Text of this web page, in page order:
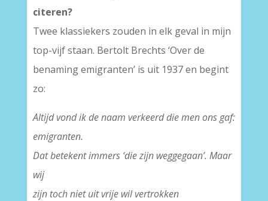
citeren?
Twee klassiekers zouden in elk geval in mijn
top-vijf staan. Bertolt Brechts ‘Over de
benaming emigranten’ is uit 1937 en begint
zo:
Altijd vond ik de naam verkeerd die men ons gaf:
emigranten.
Dat betekent immers ‘die zijn weggegaan’. Maar
wij
zijn toch niet uit vrije wil vertrokken